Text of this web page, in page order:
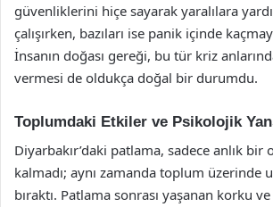
güvenliklerini hiçe sayarak yaralılara
çalışırken, bazıları ise panik içinde
İnsanın doğası gereği, bu tür kriz
vermesi de oldukça doğal bir durumdu.
Toplumdaki Etkiler ve Psikolojik
Diyarbakır’daki patlama, sadece anlık bir
kalmadı; aynı zamanda toplum üzerinde
bıraktı. Patlama sonrası yaşanan korku